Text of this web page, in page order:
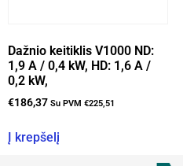
Dažnio keitiklis V1000 ND:
1,9 A / 0,4 kW, HD: 1,6 A /
0,2 kW,
€186,37 Su PVM €225,51
Į krepšelį